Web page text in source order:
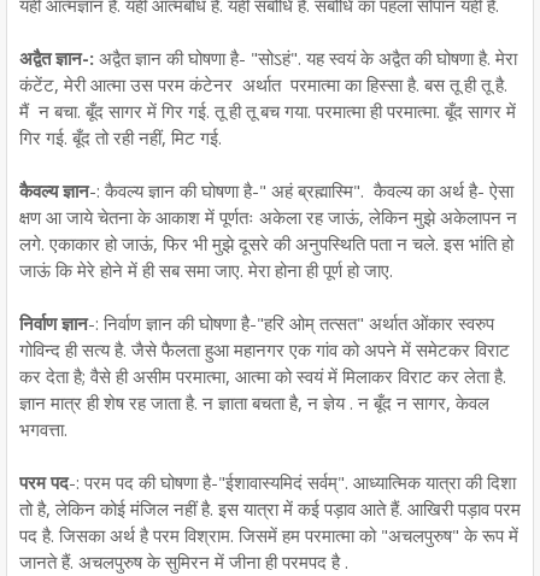
यही आत्मज्ञान है. यही आत्मबोध है. यही संबोधि है. संबोधि का पहला सोपान यही है.
अद्वैत ज्ञान-: अद्वैत ज्ञान की घोषणा है- "सोऽहं". यह स्वयं के अद्वैत की घोषणा है. मेरा
कंटेंट, मेरी आत्मा उस परम कंटेनर अर्थात परमात्मा का हिस्सा है. बस तू ही तू है.
मैं न बचा. बूँद सागर में गिर गई. तू ही तू बच गया. परमात्मा ही परमात्मा. बूँद सागर में
गिर गई. बूँद तो रही नहीं, मिट गई.
कैवल्य ज्ञान-: कैवल्य ज्ञान की घोषणा है-" अहं ब्रह्मास्मि". कैवल्य का अर्थ है- ऐसा
क्षण आ जाये चेतना के आकाश में पूर्णतः अकेला रह जाऊं, लेकिन मुझे अकेलापन न
लगे. एकाकार हो जाऊं, फिर भी मुझे दूसरे की अनुपस्थिति पता न चले. इस भांति हो
जाऊं कि मेरे होने में ही सब समा जाए. मेरा होना ही पूर्ण हो जाए.
निर्वाण ज्ञान-: निर्वाण ज्ञान की घोषणा है-"हरि ओम् तत्सत" अर्थात ओंकार स्वरुप
गोविन्द ही सत्य है. जैसे फैलता हुआ महानगर एक गांव को अपने में समेटकर विराट
कर देता है; वैसे ही असीम परमात्मा, आत्मा को स्वयं में मिलाकर विराट कर लेता है.
ज्ञान मात्र ही शेष रह जाता है. न ज्ञाता बचता है, न ज्ञेय . न बूँद न सागर, केवल
भगवत्ता.
परम पद-: परम पद की घोषणा है-"ईशावास्यमिदं सर्वम्". आध्यात्मिक यात्रा की दिशा
तो है, लेकिन कोई मंजिल नहीं है. इस यात्रा में कई पड़ाव आते हैं. आखिरी पड़ाव परम
पद है. जिसका अर्थ है परम विश्राम. जिसमें हम परमात्मा को "अचलपुरुष" के रूप में
जानते हैं. अचलपुरुष के सुमिरन में जीना ही परमपद है .